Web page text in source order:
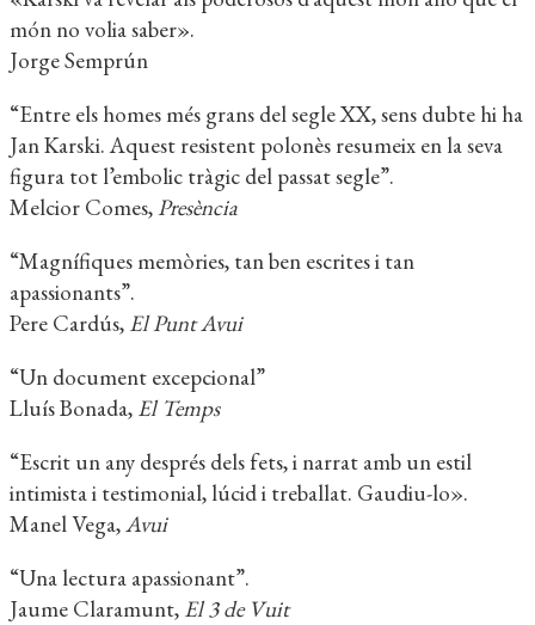
món no volia saber».
Jorge Semprún
“Entre els homes més grans del segle XX, sens dubte hi ha
Jan Karski. Aquest resistent polonès resumeix en la seva
figura tot l’embolic tràgic del passat segle”.
Melcior Comes,Presència
“Magnífiques memòries, tan ben escrites i tan
apassionants”.
Pere Cardús, El Punt Avui
“Un document excepcional”
Lluís Bonada, El Temps
“Escrit un any després dels fets, i narrat amb un estil
intimista i testimonial, lúcid i treballat. Gaudiu-lo».
Manel Vega,Avui
“Una lectura apassionant”.
Jaume Claramunt, El 3 de Vuit